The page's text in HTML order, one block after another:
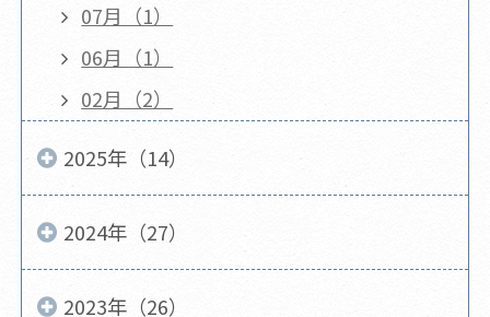
07月（1）
06月（1）
02月（2）
2025年（14）
2024年（27）
2023年（26）